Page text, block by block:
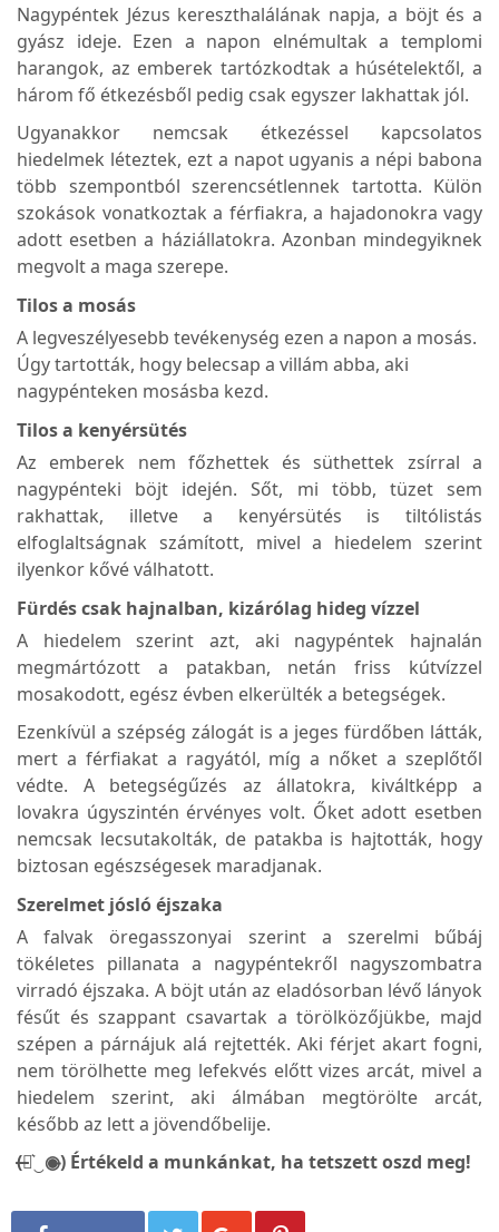
Nagypéntek Jézus kereszthalálának napja, a böjt és a
gyász ideje. Ezen a napon elnémultak a templomi
harangok, az emberek tartózkodtak a húsételektől, a
három fő étkezésből pedig csak egyszer lakhattak jól.
Ugyanakkor nemcsak étkezéssel kapcsolatos
hiedelmek léteztek, ezt a napot ugyanis a népi babona
több szempontból szerencsétlennek tartotta. Külön
szokások vonatkoztak a férfiakra, a hajadonokra vagy
adott esetben a háziállatokra. Azonban mindegyiknek
megvolt a maga szerepe.
Tilos a mosás
A legveszélyesebb tevékenység ezen a napon a mosás.
Úgy tartották, hogy belecsap a villám abba, aki
nagypénteken mosásba kezd.
Tilos a kenyérsütés
Az emberek nem főzhettek és süthettek zsírral a
nagypénteki böjt idején. Sőt, mi több, tüzet sem
rakhattak, illetve a kenyérsütés is tiltólistás
elfoglaltságnak számított, mivel a hiedelem szerint
ilyenkor kővé válhatott.
Fürdés csak hajnalban, kizárólag hideg vízzel
A hiedelem szerint azt, aki nagypéntek hajnalán
megmártózott a patakban, netán friss kútvízzel
mosakodott, egész évben elkerülték a betegségek.
Ezenkívül a szépség zálogát is a jeges fürdőben látták,
mert a férfiakat a ragyától, míg a nőket a szeplőtől
védte. A betegségűzés az állatokra, kiváltképp a
lovakra úgyszintén érvényes volt. Őket adott esetben
nemcsak lecsutakolták, de patakba is hajtották, hogy
biztosan egészségesek maradjanak.
Szerelmet jósló éjszaka
A falvak öregasszonyai szerint a szerelmi bűbáj
tökéletes pillanata a nagypéntekről nagyszombatra
virradó éjszaka. A böjt után az eladósorban lévő lányok
fésűt és szappant csavartak a törölközőjükbe, majd
szépen a párnájuk alá rejtették. Aki férjet akart fogni,
nem törölhette meg lefekvés előtt vizes arcát, mivel a
hiedelem szerint, aki álmában megtörölte arcát,
később az lett a jövendőbelije.
(̶◉͛‿◉̶) Értékeld a munkánkat, ha tetszett oszd meg!